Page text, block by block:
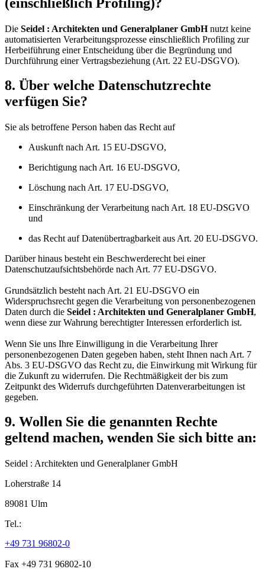
(einschließlich Profiling)?
Die Seidel : Architekten und Generalplaner GmbHnutzt keine
automatisierten Verarbeitungsprozesse einschließlich Profiling zur
Herbeiführung einer Entscheidung über die Begründung und
Durchführung einer Vertragsbeziehung (Art. 22 EU-DSGVO).
8. Über welche Datenschutzrechte
verfügen Sie?
Sie als betroffene Person haben das Recht auf
Auskunft nach Art. 15 EU-DSGVO,
Berichtigung nach Art. 16 EU-DSGVO,
Löschung nach Art. 17 EU-DSGVO,
Einschränkung der Verarbeitung nach Art. 18 EU-DSGVO
und
das Recht auf Datenübertragbarkeit aus Art. 20 EU-DSGVO.
Darüber hinaus besteht ein Beschwerderecht bei einer
Datenschutzaufsichtsbehörde nach Art. 77 EU-DSGVO.
Grundsätzlich besteht nach Art. 21 EU-DSGVO ein
Widerspruchsrecht gegen die Verarbeitung von personenbezogenen
Daten durch die Seidel : Architekten und Generalplaner GmbH,
wenn diese zur Wahrung berechtigter Interessen erforderlich ist.
Wenn Sie uns Ihre Einwilligung in die Verarbeitung Ihrer
personenbezogenen Daten gegeben haben, steht Ihnen nach Art. 7
Abs. 3 EU-DSGVO das Recht zu, die Einwirkung mit Wirkung für
die Zukunft zu widerrufen. Die Rechtmäßigkeit der bis zum
Zeitpunkt des Widerrufs durchgeführten Datenverarbeitungen ist
gegeben.
9. Wollen Sie die genannten Rechte
geltend machen, wenden Sie sich bitte an:
Seidel : Architekten und Generalplaner GmbH
Loherstraße 14
89081 Ulm
Tel.:
+49 731 96802-0
Fax +49 731 96802-10